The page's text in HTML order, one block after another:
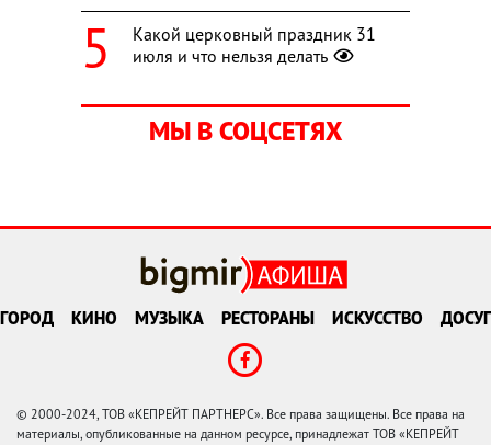
Какой церковный праздник 31
июля и что нельзя делать
МЫ В СОЦСЕТЯХ
ГОРОД КИНО МУЗЫКА РЕСТОРАНЫ ИСКУССТВО ДОСУГ
© 2000-2024, ТОВ «КЕПРЕЙТ ПАРТНЕРС». Все права защищены. Все права на
материалы, опубликованные на данном ресурсе, принадлежат ТОВ «КЕПРЕЙТ